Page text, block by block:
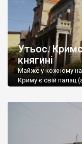
Утьос.
княгині
Майже у кожному
Криму є свій палац